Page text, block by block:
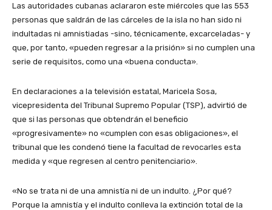
Las autoridades cubanas aclararon este miércoles que las 553
personas que saldrán de las cárceles de la isla no han sido ni
indultadas ni amnistiadas -sino, técnicamente, excarceladas- y
que, por tanto, «pueden regresar a la prisión» si no cumplen una
serie de requisitos, como una «buena conducta».
En declaraciones a la televisión estatal, Maricela Sosa,
vicepresidenta del Tribunal Supremo Popular (TSP), advirtió de
que si las personas que obtendrán el beneficio
«progresivamente» no «cumplen con esas obligaciones», el
tribunal que les condenó tiene la facultad de revocarles esta
medida y «que regresen al centro penitenciario».
«No se trata ni de una amnistía ni de un indulto. ¿Por qué?
Porque la amnistía y el indulto conlleva la extinción total de la